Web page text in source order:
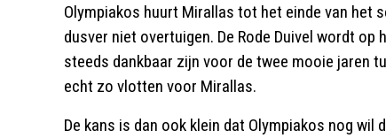
Olympiakos huurt Mirallas tot het einde van het
dusver niet overtuigen. De Rode Duivel wordt
steeds dankbaar zijn voor de twee mooie jaren
echt zo vlotten voor Mirallas.
De kans is dan ook klein dat Olympiakos nog wil